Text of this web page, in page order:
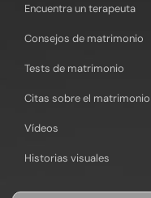
Encuentra un terapeuta
Consejos de matrimonio
Tests de matrimonio
Citas sobre el matrimonio
Vídeos
Historias visuales